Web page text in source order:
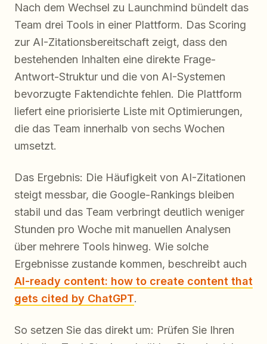
Nach dem Wechsel zu Launchmind bündelt das
Team drei Tools in einer Plattform. Das Scoring
zur AI-Zitationsbereitschaft zeigt, dass den
bestehenden Inhalten eine direkte Frage-
Antwort-Struktur und die von AI-Systemen
bevorzugte Faktendichte fehlen. Die Plattform
liefert eine priorisierte Liste mit Optimierungen,
die das Team innerhalb von sechs Wochen
umsetzt.
Das Ergebnis: Die Häufigkeit von AI-Zitationen
steigt messbar, die Google-Rankings bleiben
stabil und das Team verbringt deutlich weniger
Stunden pro Woche mit manuellen Analysen
über mehrere Tools hinweg. Wie solche
Ergebnisse zustande kommen, beschreibt auch
AI-ready content: how to create content that
gets cited by ChatGPT.
So setzen Sie das direkt um: Prüfen Sie Ihren